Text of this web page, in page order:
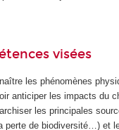
visées
les phénomènes
anticiper les impacts du
les principales
perte de biodiversité…) et